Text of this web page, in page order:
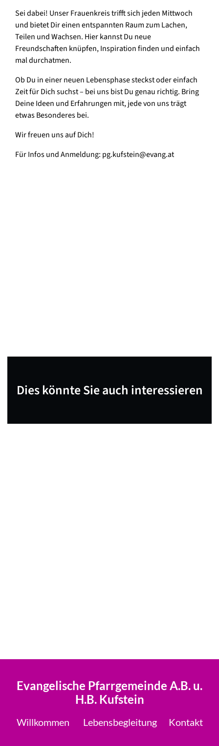
Sei dabei! Unser Frauenkreis trifft sich jeden Mittwoch
und bietet Dir einen entspannten Raum zum Lachen,
Teilen und Wachsen. Hier kannst Du neue
Freundschaften knüpfen, Inspiration finden und einfach
mal durchatmen.
Ob Du in einer neuen Lebensphase steckst oder einfach
Zeit für Dich suchst – bei uns bist Du genau richtig. Bring
Deine Ideen und Erfahrungen mit, jede von uns trägt
etwas Besonderes bei.
Wir freuen uns auf Dich!
Für Infos und Anmeldung: pg.kufstein@evang.at
Dies könnte Sie auch interessieren
Evangelische Pfarrgemeinde A.B. u.
H.B. Kufstein
Willkommen Lebensbegleitung Kontakt